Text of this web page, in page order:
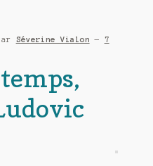
Séverine Vialon — 7